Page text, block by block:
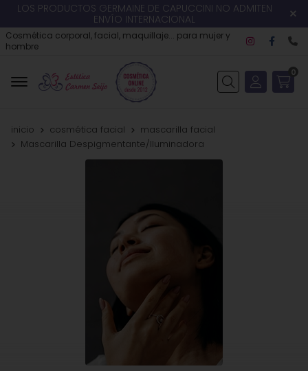
LOS PRODUCTOS GERMAINE DE CAPUCCINI NO ADMITEN
ENVÍO INTERNACIONAL
Cosmética corporal, facial, maquillaje... para mujer y
hombre
Buscar
0
inicio cosmética facial
mascarilla facial
Mascarilla Despigmentante/Iluminadora